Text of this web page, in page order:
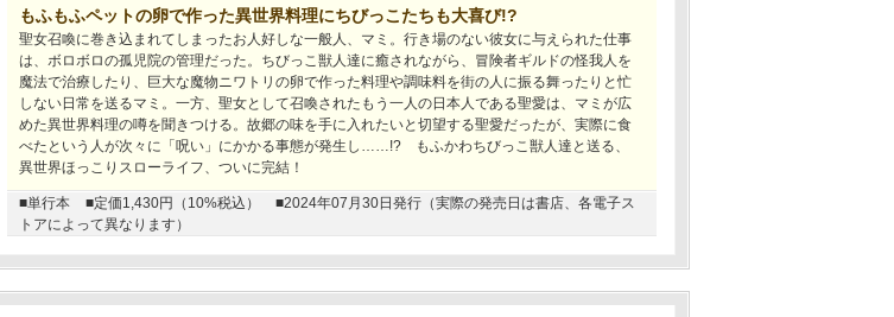
もふもふペットの卵で作った異世界料理にちびっこたちも大喜び!?
聖女召喚に巻き込まれてしまったお人好しな一般人、マミ。行き場のない彼女に与えられた仕事
は、ボロボロの孤児院の管理だった。ちびっこ獣人達に癒されながら、冒険者ギルドの怪我人を
魔法で治療したり、巨大な魔物ニワトリの卵で作った料理や調味料を街の人に振る舞ったりと忙
しない日常を送るマミ。一方、聖女として召喚されたもう一人の日本人である聖愛は、マミが広
めた異世界料理の噂を聞きつける。故郷の味を手に入れたいと切望する聖愛だったが、実際に食
べたという人が次々に「呪い」にかかる事態が発生し……!? もふかわちびっこ獣人達と送る、
異世界ほっこりスローライフ、ついに完結！
■単行本 ■定価1,430円（10%税込）
■2024年07月30日発行（実際の発売日は書店、各電子ス
トアによって異なります）